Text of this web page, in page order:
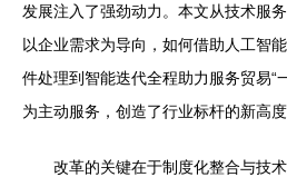
发展注入了强劲动力。本文从技术服
以企业需求为导向，如何借助人工智
件处理到智能迭代全程助力服务贸易“
为主动服务，创造了行业标杆的新高度
改革的关键在于制度化整合与技